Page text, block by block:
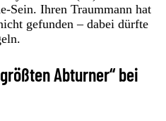
Sein. Ihren Traummann hat
gefunden – dabei dürfte
Abturner“ bei